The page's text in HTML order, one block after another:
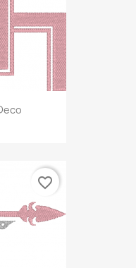
favorite_border